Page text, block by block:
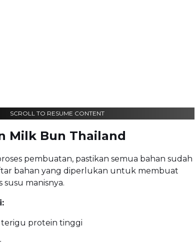
SCROLL TO RESUME CONTENT
Milk Bun Thailand
pembuatan, pastikan semua bahan sudah
bahan yang diperlukan untuk membuat
susu manisnya.
protein tinggi